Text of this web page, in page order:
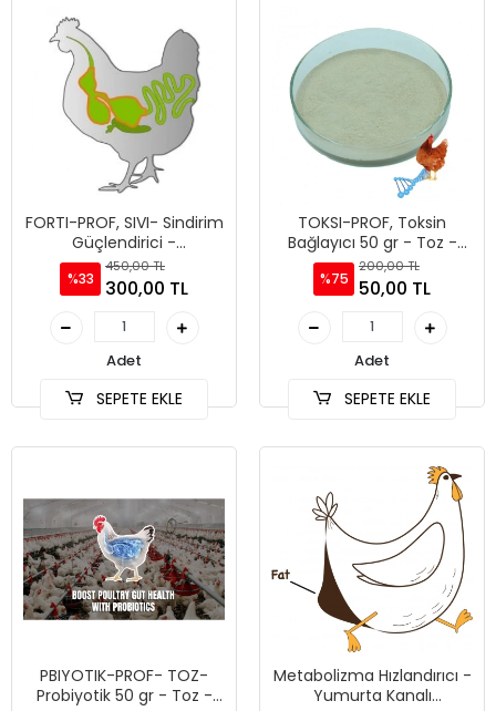
FORTI-PROF, SIVI- Sindirim
Güçlendirici -
Antibiyotiksiz üretim - Ani
Ölüm Riski önleyici100ml
%33
450,00 TL
300,00 TL
Adet
SEPETE EKLE
TOKSI-PROF, Toksin
Bağlayıcı 50 gr - Toz -
Yeme Katılır
%75
200,00 TL
50,00 TL
Adet
SEPETE EKLE
PBIYOTIK-PROF- TOZ-
Probiyotik 50 gr - Toz -
Metabolizma Hızlandırıcı -
Yumurta Kanalı